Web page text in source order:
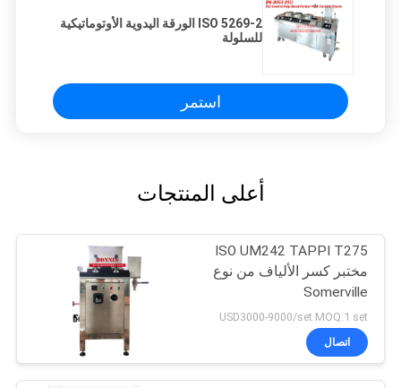
ISO 5269-2 الورقة اليدوية الأوتوماتيكية
للسلولة
استمر
أعلى المنتجات
ISO UM242 TAPPI T275
مختبر كسر الألياف من نوع
Somerville
USD3000-9000/set MOQ:1 set
اتصال